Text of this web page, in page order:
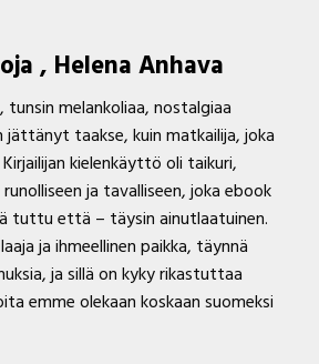
, Helena Anhava
tunsin melankoliaa, nostalgiaa
jättänyt taakse, kuin matkailija, joka
kielenkäyttö oli taikuri,
ja tavalliseen, joka ebook
tuttu että – täysin ainutlaatuinen.
ja ihmeellinen paikka, täynnä
ja sillä on kyky rikastuttaa
emme olekaan koskaan suomeksi